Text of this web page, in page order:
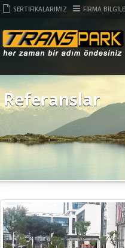
SERTİFİKALARIMIZ FİRMA
Referanslar